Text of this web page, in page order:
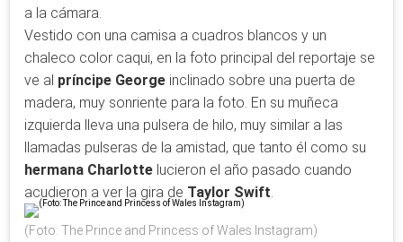
a la cámara.
Vestido con una camisa a cuadros blancos y un
chaleco color caqui, en la foto principal del reportaje se
ve al príncipe George inclinado sobre una puerta de
madera, muy sonriente para la foto. En su muñeca
izquierda lleva una pulsera de hilo, muy similar a las
llamadas pulseras de la amistad, que tanto él como su
hermana Charlotte lucieron el año pasado cuando
acudieron a ver la gira de Taylor Swift
(Foto: The Prince and Princess of Wales Instagram)